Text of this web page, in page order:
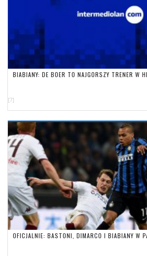
BIABIANY: DE BOER TO NAJGORSZY TRENER W
[7]
OFICJALNIE: BASTONI, DIMARCO I BIABIANY W